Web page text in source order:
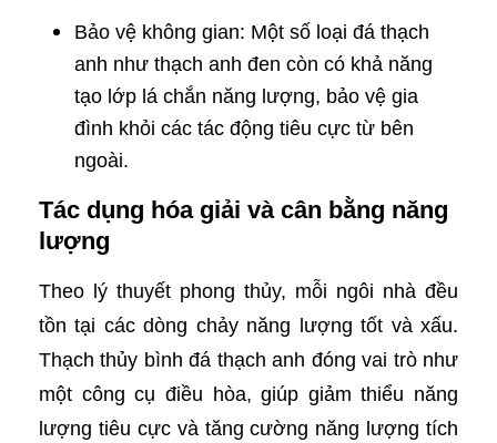
Bảo vệ không gian: Một số loại đá thạch
anh như thạch anh đen còn có khả năng
tạo lớp lá chắn năng lượng, bảo vệ gia
đình khỏi các tác động tiêu cực từ bên
ngoài.
Tác dụng hóa giải và cân bằng năng
lượng
Theo lý thuyết phong thủy, mỗi ngôi nhà đều
tồn tại các dòng chảy năng lượng tốt và xấu.
Thạch thủy bình đá thạch anh đóng vai trò như
một công cụ điều hòa, giúp giảm thiểu năng
lượng tiêu cực và tăng cường năng lượng tích